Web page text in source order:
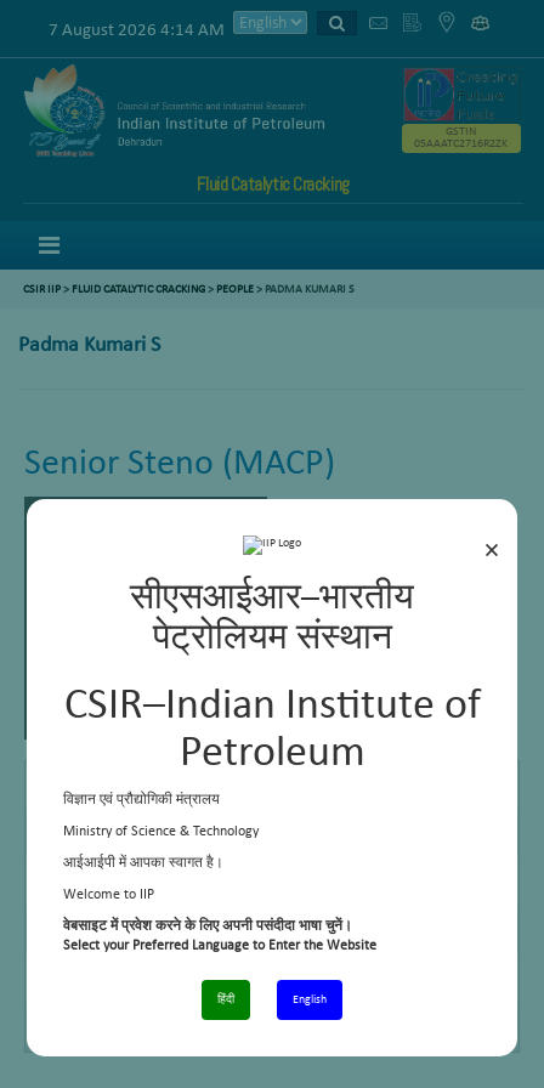
×
सीएसआईआर–भारतीय
पेट्रोलियम संस्थान
CSIR–Indian Institute of
Petroleum
विज्ञान एवं प्रौद्योगिकी मंत्रालय
Ministry of Science & Technology
आईआईपी में आपका स्वागत है।
Welcome to IIP
वेबसाइट में प्रवेश करने के लिए अपनी पसंदीदा भाषा चुनें।
Select your Preferred Language to Enter the Website
हिंदी English
7 August 2026 4:14 AM
Fluid Catalytic Cracking
GSTIN
05AAATC2716R2ZK
CSIR IIP> FLUID CATALYTIC CRACKING> PEOPLE> PADMA KUMARI S
Padma Kumari S
Senior Steno (MACP)
Email padma@iip.res.in
Telephone No. +91-0135 -2525725
+91-135-2660202